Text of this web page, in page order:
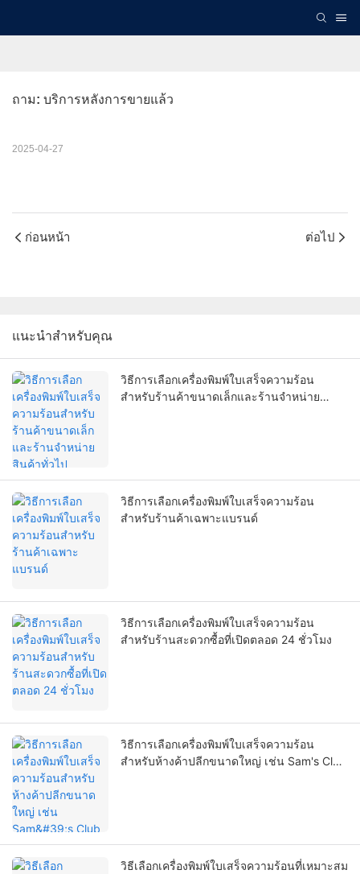
ถาม: บริการหลังการขายแล้ว
2025-04-27
ก่อนหน้า ต่อไป
แนะนำสำหรับคุณ
วิธีการเลือกเครื่องพิมพ์ใบเสร็จความร้อน
สำหรับร้านค้าขนาดเล็กและร้านจำหน่าย
วิธีการเลือกเครื่องพิมพ์ใบเสร็จความร้อน
สำหรับร้านค้าเฉพาะแบรนด์
วิธีการเลือกเครื่องพิมพ์ใบเสร็จความร้อน
สำหรับร้านสะดวกซื้อที่เปิดตลอด 24 ชั่วโมง
วิธีการเลือกเครื่องพิมพ์ใบเสร็จความร้อน
สำหรับห้างค้าปลีกขนาดใหญ่ เช่น Sam's Club
วิธีเลือกเครื่องพิมพ์ใบเสร็จความร้อนที่เหมาะสม